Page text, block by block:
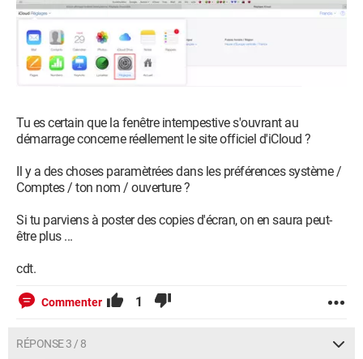
Tu es certain que la fenêtre intempestive s'ouvrant au
démarrage concerne réellement le site officiel d'iCloud ?
Il y a des choses paramètrées dans les préférences système /
Comptes / ton nom / ouverture ?
Si tu parviens à poster des copies d'écran, on en saura peut-
être plus ...
cdt.
Commenter 1
RÉPONSE 3 / 8